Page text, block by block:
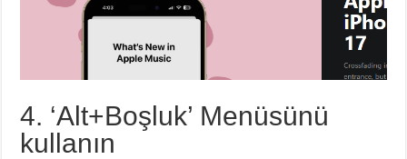
4. ‘Alt+Boşluk’ Menüsünü
kullanın